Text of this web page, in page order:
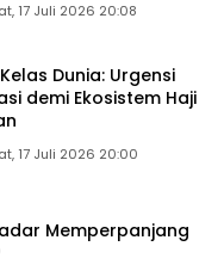
17 Juli 2026 20:08
Dunia: Urgensi
demi Ekosistem Haji
17 Juli 2026 20:00
Memperpanjang